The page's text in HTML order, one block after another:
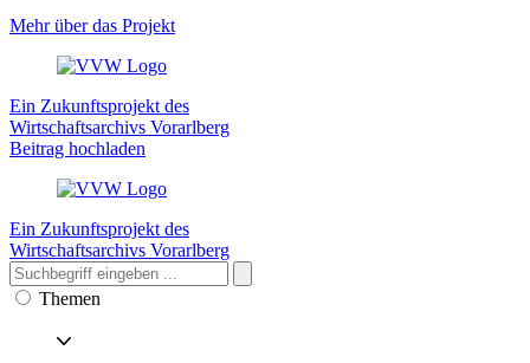
Mehr über das Projekt
Ein Zukunftsprojekt des
Wirtschaftsarchivs Vorarlberg
Beitrag hochladen
Ein Zukunftsprojekt des
Wirtschaftsarchivs Vorarlberg
Themen